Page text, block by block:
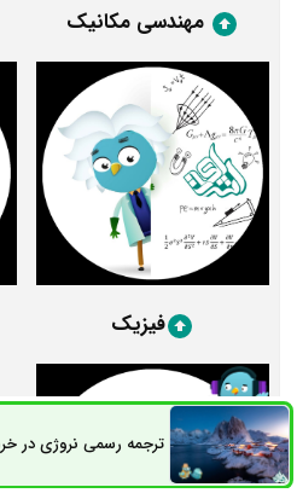
مهندسی مکانیک
فیزیک
ترجمه رسمی نروژی درراه های ارتباطی